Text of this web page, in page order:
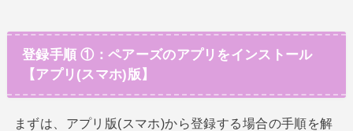
登録手順 ①：ペアーズのアプリをインストール
【アプリ(スマホ)版】
まずは、アプリ版(スマホ)から登録する場合の手順を解